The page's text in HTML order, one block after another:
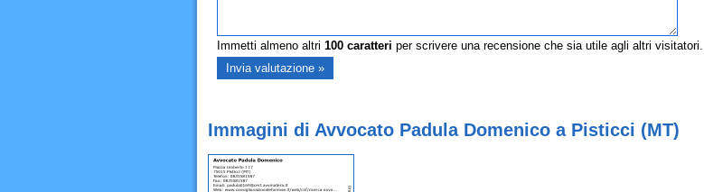
Immetti almeno altri 100caratteri per scrivere una recensione che sia utile agli altri visitatori.
Immagini di Avvocato Padula Domenico a Pisticci (MT)